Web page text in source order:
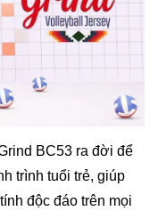
BC53 ra đời để
trình tuổi trẻ, giúp
độc đáo trên mọi